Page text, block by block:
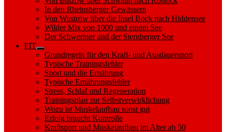
In den Rheinsberger Gewässern
Von Wustrow über die Insel Bock nach Hiddensee
Wilder Mix von 1000 und einem See
Der Schweriner und der Sternberger See
FIT
Show
sub
menu
Grundregeln für den Kraft- und Ausdauersport
Typische Trainingsfehler
Sport und die Ernährung
Typische Ernährungsfehler
Stress, Schlaf und Regeneration
Trainingsplan zur Selbstverwirklichung
Wozu ist Muskelaufbau sonst gut
Erfolg braucht Kontrolle
Kraftsport und Muskelaufbau im Alter ab 50